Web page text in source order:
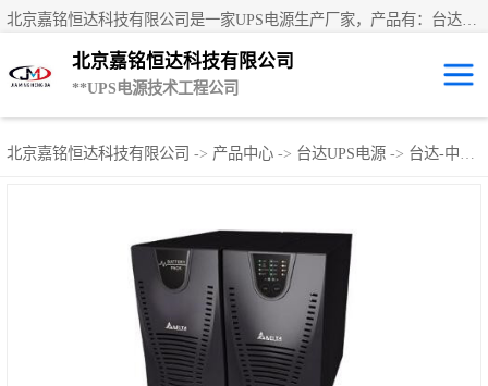
北京嘉铭恒达科技有限公司
**UPS电源技术工程公司
北京嘉铭恒达科技有限公司 -> 产品中心 -> 台达UPS电源 -> 台达-中小型UPS
UPS租赁/UPS电
易事特UPS电源
艾默生UPS电源